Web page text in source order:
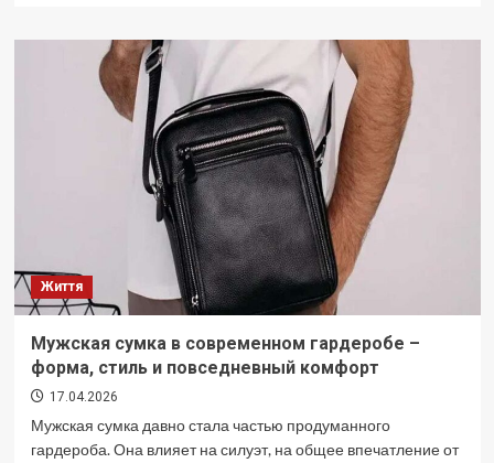
провести
вихідні
іншому
місті
перетворити
Життя
Мужская сумка в современном гардеробе –
форма, стиль и повседневный комфорт
17.04.2026
Мужская сумка давно стала частью продуманного
гардероба. Она влияет на силуэт, на общее впечатление от